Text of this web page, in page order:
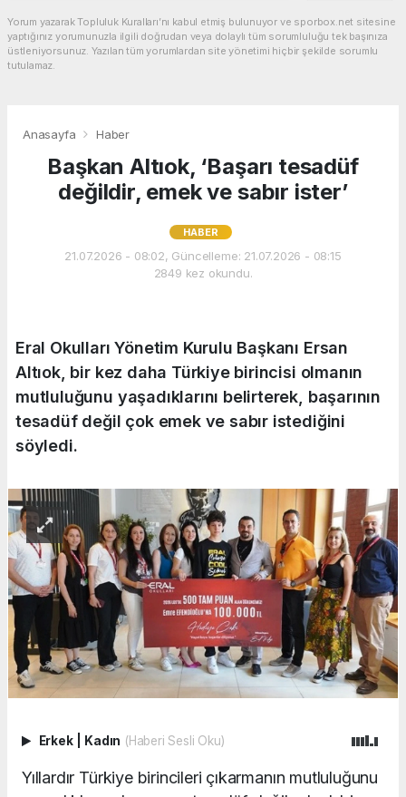
Yorum yazarak Topluluk Kuralları’nı kabul etmiş bulunuyor ve sporbox.net sitesine
yaptığınız yorumunuzla ilgili doğrudan veya dolaylı tüm sorumluluğu tek başınıza
üstleniyorsunuz. Yazılan tüm yorumlardan site yönetimi hiçbir şekilde sorumlu
tutulamaz.
Anasayfa Haber
Başkan Altıok, ‘Başarı tesadüf
değildir, emek ve sabır ister’
HABER
21.07.2026 - 08:02, Güncelleme: 21.07.2026 - 08:15
2849 kez okundu.
Eral Okulları Yönetim Kurulu Başkanı Ersan
Altıok, bir kez daha Türkiye birincisi olmanın
mutluluğunu yaşadıklarını belirterek, başarının
tesadüf değil çok emek ve sabır istediğini
söyledi.
Erkek Kadın (Haberi Sesli Oku)
Yıllardır Türkiye birincileri çıkarmanın mutluluğunu